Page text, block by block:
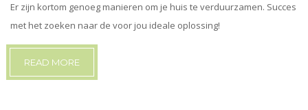
Er zijn kortom genoeg manieren om je huis te verduurzamen. Succes
met het zoeken naar de voor jou ideale oplossing!
READ MORE